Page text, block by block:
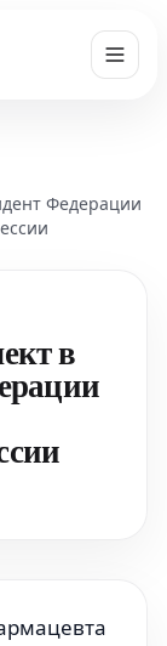
Федерации
в